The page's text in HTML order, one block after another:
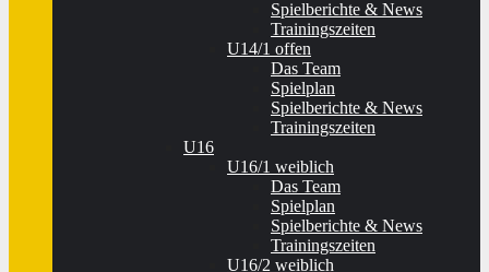
Spielberichte & News
Trainingszeiten
U14/1 offen
Das Team
Spielplan
Spielberichte & News
Trainingszeiten
U16
U16/1 weiblich
Das Team
Spielplan
Spielberichte & News
Trainingszeiten
U16/2 weiblich